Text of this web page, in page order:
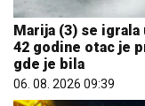
Marija (3) se
42 godine otac je
gde je bila
06. 08. 2026 09:39